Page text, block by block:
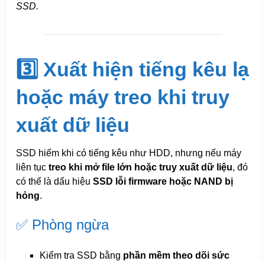
SSD.
3️⃣ Xuất hiện tiếng kêu lạ
hoặc máy treo khi truy
xuất dữ liệu
SSD hiếm khi có tiếng kêu như HDD, nhưng nếu máy
liên tục treo khi mở file lớn hoặc truy xuất dữ liệu, đó
có thể là dấu hiệu SSD lỗi firmware hoặc NAND bị
hỏng.
✅ Phòng ngừa
Kiểm tra SSD bằng phần mềm theo dõi sức